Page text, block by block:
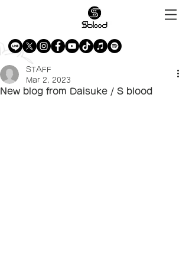
New blog from Daisuke / S blood
STAFF
Mar 2, 2023